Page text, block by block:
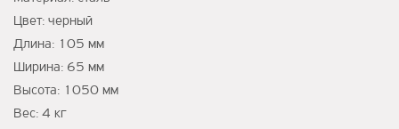
Цвет: черный
Длина: 105 мм
Ширина: 65 мм
Высота: 1050 мм
Вес: 4 кг